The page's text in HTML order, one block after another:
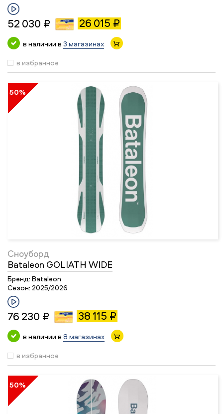
52 030 ₽ 26 015 ₽
в наличии в 3 магазинах
в избранное
50%
Сноуборд
Bataleon GOLIATH WIDE
Бренд: Bataleon
Сезон: 2025/2026
76 230 ₽ 38 115 ₽
в наличии в 8 магазинах
в избранное
50%